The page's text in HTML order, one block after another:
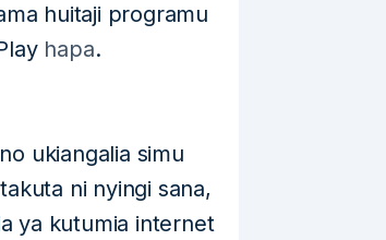
huitaji programu
hapa.
ukiangalia simu
ni nyingi sana,
ya kutumia internet